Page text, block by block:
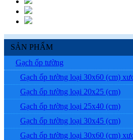
SẢN PHẨM
Gạch ốp tường
Gạch ốp tường loại 30x60 (cm)
Gạch ốp tường loại 20x25 (cm)
Gạch ốp tường loại 25x40 (cm)
Gạch ốp tường loại 30x45 (cm)
Gạch ốp tường loại 30x60 (cm)